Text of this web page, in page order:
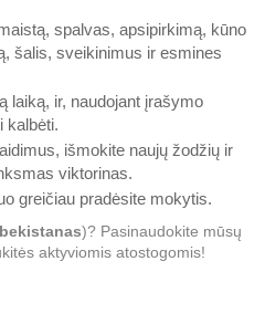
spalvas, apsipirkimą, kūno
šalis, sveikinimus ir esmines
laiką, ir, naudojant įrašymo
kalbėti.
išmokite naujų žodžių ir
viktorinas.
greičiau pradėsite mokytis.
)? Pasinaudokite mūsų
aktyviomis atostogomis!